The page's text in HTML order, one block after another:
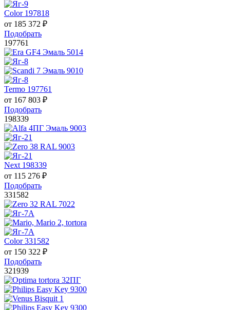
Color 197818
от 185 372 ₽
Подобрать
197761
Termo 197761
от 167 803 ₽
Подобрать
198339
Next 198339
от 115 276 ₽
Подобрать
331582
Color 331582
от 150 322 ₽
Подобрать
321939